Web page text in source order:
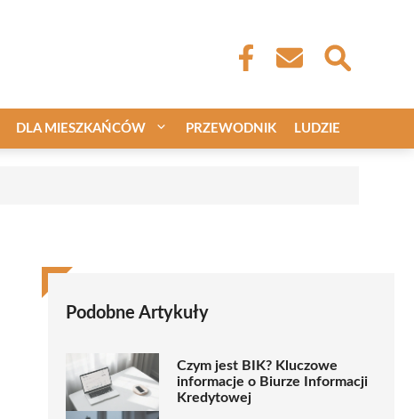
DLA MIESZKAŃCÓW PRZEWODNIK LUDZIE
Podobne Artykuły
Czym jest BIK? Kluczowe
informacje o Biurze Informacji
Kredytowej